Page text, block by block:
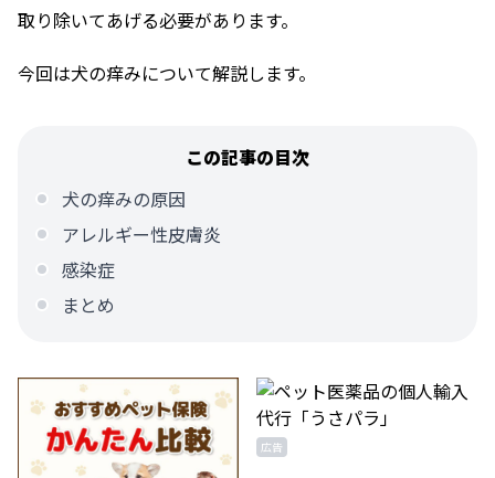
取り除いてあげる必要があります。
今回は犬の痒みについて解説します。
この記事の目次
犬の痒みの原因
アレルギー性皮膚炎
感染症
まとめ
広告